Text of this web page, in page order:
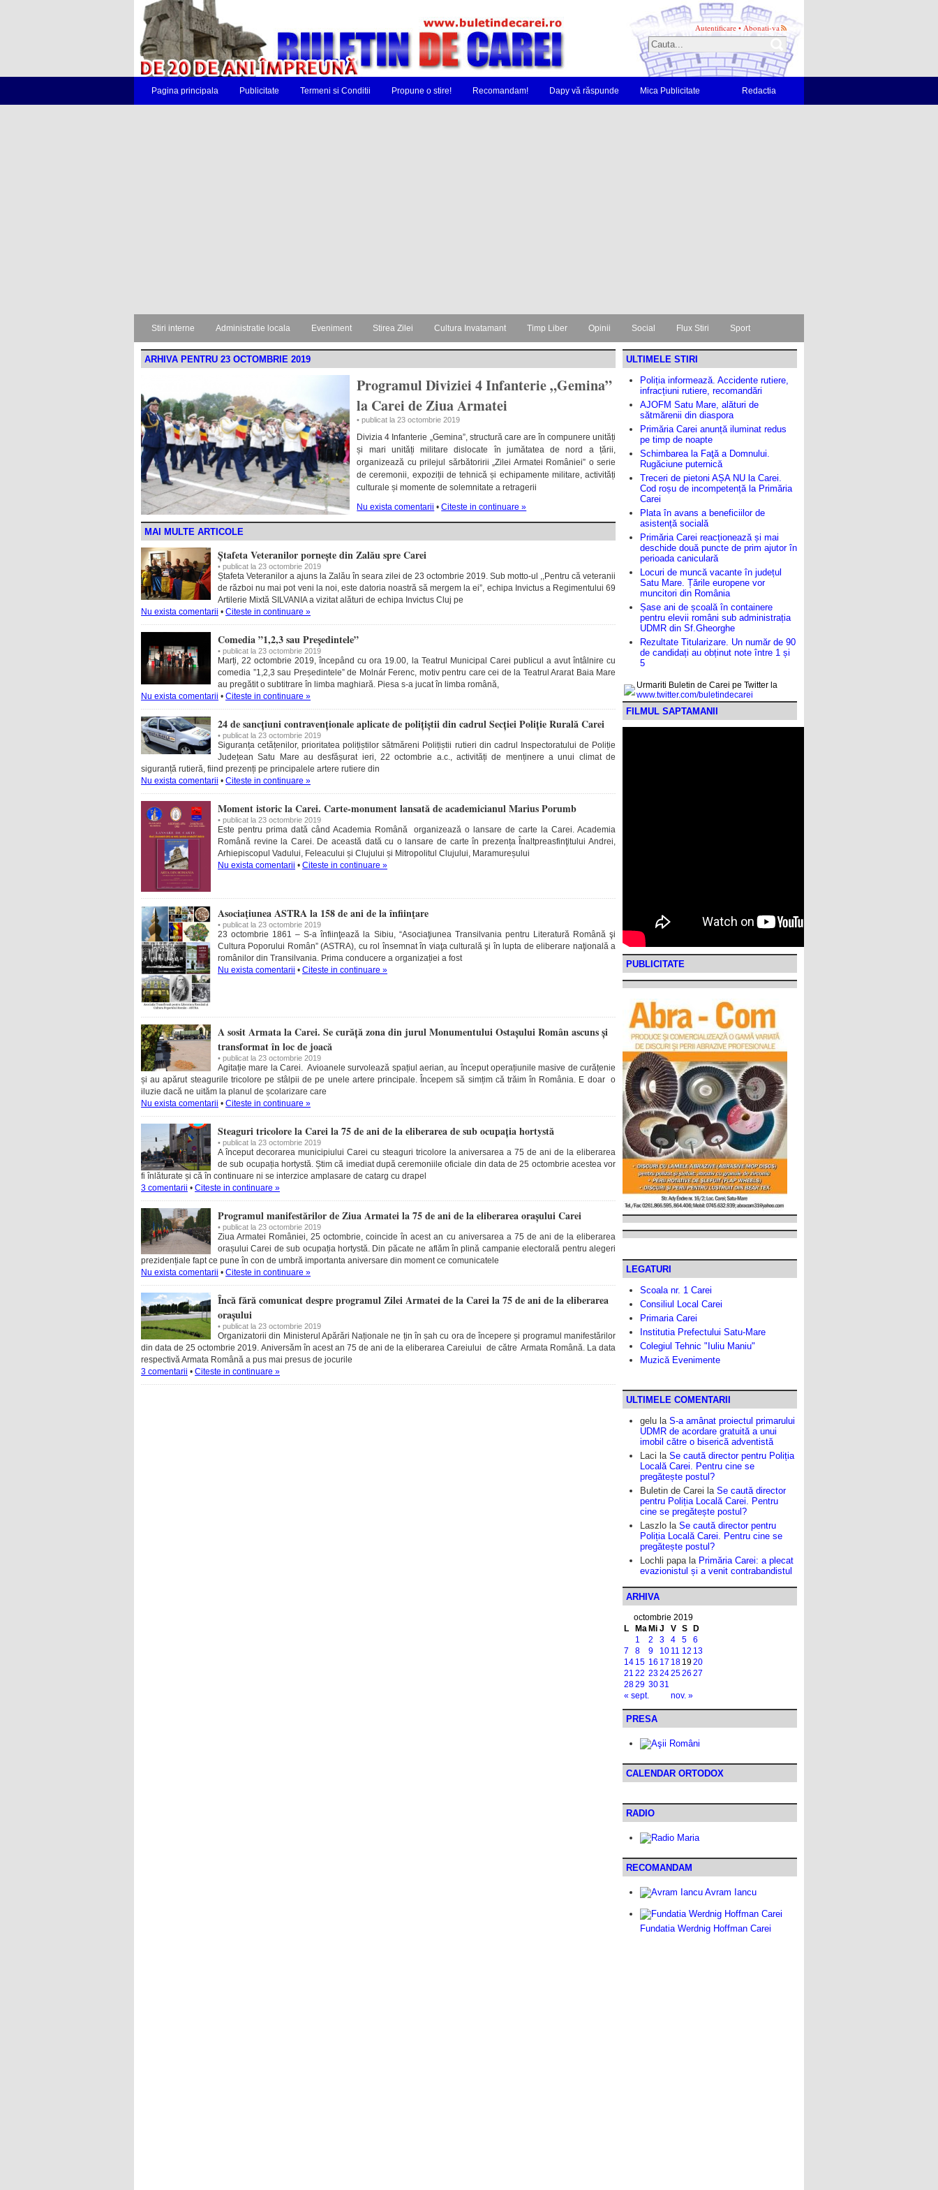
Autentificare • Abonati-va
Pagina principala Publicitate Termeni si Conditii Propune o stire! Recomandam! Dapy vă răspunde Mica Publicitate Redactia
Stiri interne Administratie locala Eveniment Stirea Zilei Cultura Invatamant Timp Liber Opinii Social Flux Stiri Sport
ARHIVA PENTRU 23 OCTOMBRIE 2019
Programul Diviziei 4 Infanterie „Gemina”
la Carei de Ziua Armatei
• publicat la 23 octombrie 2019
Divizia 4 Infanterie „Gemina”, structură care are în compunere unități
și mari unități militare dislocate în jumătatea de nord a țării,
organizează cu prilejul sărbătoririi „Zilei Armatei României” o serie
de ceremonii, expoziții de tehnică și echipamente militare, activități
culturale și momente de solemnitate a retragerii
Nu exista comentarii •Citeste in continuare »
MAI MULTE ARTICOLE
Ștafeta Veteranilor pornește din Zalău spre Carei
• publicat la 23 octombrie 2019
Ștafeta Veteranilor a ajuns la Zalău în seara zilei de 23 octombrie 2019. Sub motto-ul ,,Pentru că veteranii
de război nu mai pot veni la noi, este datoria noastră să mergem la ei”, echipa Invictus a Regimentului 69
Artilerie Mixtă SILVANIA a vizitat alături de echipa Invictus Cluj pe
Nu exista comentarii • Citeste in continuare »
Comedia ”1,2,3 sau Președintele”
• publicat la 23 octombrie 2019
Marți, 22 octombrie 2019, începând cu ora 19.00, la Teatrul Municipal Carei publicul a avut întâlnire cu
comedia ”1,2,3 sau Președintele” de Molnár Ferenc, motiv pentru care cei de la Teatrul Ararat Baia Mare
au pregătit o subtitrare în limba maghiară. Piesa s-a jucat în limba română,
Nu exista comentarii • Citeste in continuare »
24 de sancțiuni contravenționale aplicate de polițiștii din cadrul Secției Poliție Rurală Carei
• publicat la 23 octombrie 2019
Siguranța cetățenilor, prioritatea polițiștilor sătmăreni Polițiștii rutieri din cadrul Inspectoratului de Poliție
Județean Satu Mare au desfășurat ieri, 22 octombrie a.c., activități de menținere a unui climat de
siguranță rutieră, fiind prezenți pe principalele artere rutiere din
Nu exista comentarii • Citeste in continuare »
Moment istoric la Carei. Carte-monument lansată de academicianul Marius Porumb
• publicat la 23 octombrie 2019
Este pentru prima dată când Academia Română organizează o lansare de carte la Carei. Academia
Română revine la Carei. De această dată cu o lansare de carte în prezența Înaltpreasfinţitului Andrei,
Arhiepiscopul Vadului, Feleacului și Clujului și Mitropolitul Clujului, Maramureșului
Nu exista comentarii • Citeste in continuare »
Asociaţiunea ASTRA la 158 de ani de la înfiinţare
• publicat la 23 octombrie 2019
23 octombrie 1861 – S-a înfiinţează la Sibiu, “Asociaţiunea Transilvania pentru Literatură Română şi
Cultura Poporului Român” (ASTRA), cu rol însemnat în viaţa culturală şi în lupta de eliberare naţională a
românilor din Transilvania. Prima conducere a organizației a fost
Nu exista comentarii • Citeste in continuare »
A sosit Armata la Carei. Se curăță zona din jurul Monumentului Ostașului Român ascuns și
transformat în loc de joacă
• publicat la 23 octombrie 2019
Agitație mare la Carei. Avioanele survolează spațiul aerian, au început operațiunile masive de curățenie
și au apărut steagurile tricolore pe stâlpii de pe unele artere principale. Începem să simțim că trăim în România. E doar o
iluzie dacă ne uităm la planul de școlarizare care
Nu exista comentarii • Citeste in continuare »
Steaguri tricolore la Carei la 75 de ani de la eliberarea de sub ocupația hortystă
• publicat la 23 octombrie 2019
A început decorarea municipiului Carei cu steaguri tricolore la aniversarea a 75 de ani de la eliberarea
de sub ocupația hortystă. Știm că imediat după ceremoniile oficiale din data de 25 octombrie acestea vor
fi înlăturate și că în continuare ni se interzice amplasare de catarg cu drapel
3 comentarii • Citeste in continuare »
Programul manifestărilor de Ziua Armatei la 75 de ani de la eliberarea orașului Carei
• publicat la 23 octombrie 2019
Ziua Armatei României, 25 octombrie, coincide în acest an cu aniversarea a 75 de ani de la eliberarea
orașului Carei de sub ocupația hortystă. Din păcate ne aflăm în plină campanie electorală pentru alegeri
prezidențiale fapt ce pune în con de umbră importanta aniversare din moment ce comunicatele
Nu exista comentarii • Citeste in continuare »
Încă fără comunicat despre programul Zilei Armatei de la Carei la 75 de ani de la eliberarea
orașului
• publicat la 23 octombrie 2019
Organizatorii din Ministerul Apărări Naționale ne țin în șah cu ora de începere și programul manifestărilor
din data de 25 octombrie 2019. Aniversăm în acest an 75 de ani de la eliberarea Careiului de către Armata Română. La data
respectivă Armata Română a pus mai presus de jocurile
3 comentarii • Citeste in continuare »
ULTIMELE STIRI
Poliția informează. Accidente rutiere,
infracțiuni rutiere, recomandări
AJOFM Satu Mare, alături de
sătmărenii din diaspora
Primăria Carei anunță iluminat redus
pe timp de noapte
Schimbarea la Faţă a Domnului.
Rugăciune puternică
Treceri de pietoni AȘA NU la Carei.
Cod roșu de incompetență la Primăria
Carei
Plata în avans a beneficiilor de
asistență socială
Primăria Carei reacționează și mai
deschide două puncte de prim ajutor în
perioada caniculară
Locuri de muncă vacante în județul
Satu Mare. Țările europene vor
muncitori din România
Șase ani de școală în containere
pentru elevii români sub administrația
UDMR din Sf.Gheorghe
Rezultate Titularizare. Un număr de 90
de candidați au obținut note între 1 și
5
Urmariti Buletin de Carei pe Twitter la
www.twitter.com/buletindecarei
FILMUL SAPTAMANII
PUBLICITATE
LEGATURI
Scoala nr. 1 Carei
Consiliul Local Carei
Primaria Carei
Institutia Prefectului Satu-Mare
Colegiul Tehnic "Iuliu Maniu"
Muzică Evenimente
ULTIMELE COMENTARII
gelu la S-a amânat proiectul primarului
UDMR de acordare gratuită a unui
imobil către o biserică adventistă
Laci la Se caută director pentru Poliția
Locală Carei. Pentru cine se
pregătește postul?
Buletin de Carei la Se caută director
pentru Poliția Locală Carei. Pentru
cine se pregătește postul?
Laszlo la Se caută director pentru
Poliția Locală Carei. Pentru cine se
pregătește postul?
Lochli papala Primăria Carei: a plecat
evazionistul și a venit contrabandistul
ARHIVA
octombrie 2019
L
Ma Mi J V S D
« sept. nov. »
1 2 3 4 5
6
7
8 9 10 11 12 13
14 15 16 17 18 1920
21 22 23242526 27
2829 3031
PRESA
CALENDAR ORTODOX
RADIO
RECOMANDAM
Avram Iancu
Fundatia Werdnig Hoffman Carei